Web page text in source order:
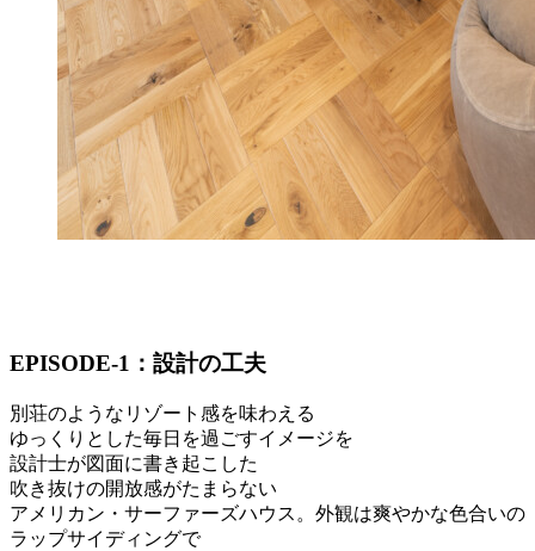
EPISODE-1：設計の工夫
別荘のようなリゾート感を味わえる
ゆっくりとした毎日を過ごすイメージを
設計士が図面に書き起こした
吹き抜けの開放感がたまらない
アメリカン・サーファーズハウス。外観は爽やかな色合いの
ラップサイディングで